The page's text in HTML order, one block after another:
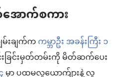
ောက်စကား
မ်းချက်ကကမ္ဘာဦး အခန်းကြီး ၁
းခြင်းမှတ်တမ်းကို မိတ်ဆက်ပေး